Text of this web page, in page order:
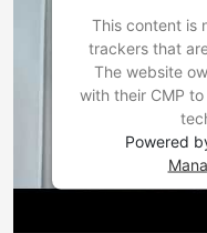
This content is
trackers that
The website
with their CMP
Powered